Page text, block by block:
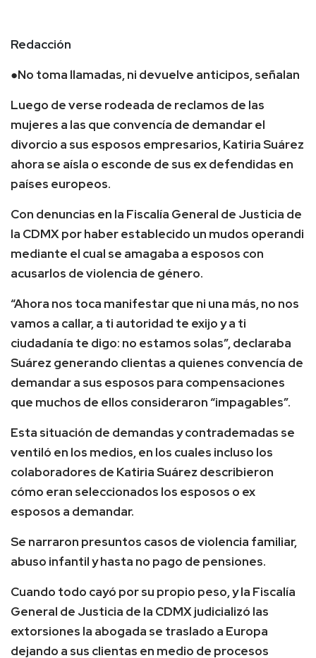
Redacción
●No toma llamadas, ni devuelve anticipos, señalan
Luego de verse rodeada de reclamos de las
mujeres a las que convencía de demandar el
divorcio a sus esposos empresarios, Katiria Suárez
ahora se aísla o esconde de sus ex defendidas en
países europeos.
Con denuncias en la Fiscalía General de Justicia de
la CDMX por haber establecido un mudos operandi
mediante el cual se amagaba a esposos con
acusarlos de violencia de género.
“Ahora nos toca manifestar que ni una más, no nos
vamos a callar, a ti autoridad te exijo y a ti
ciudadanía te digo: no estamos solas”, declaraba
Suárez generando clientas a quienes convencía de
demandar a sus esposos para compensaciones
que muchos de ellos consideraron “impagables”.
Esta situación de demandas y contrademadas se
ventiló en los medios, en los cuales incluso los
colaboradores de Katiria Suárez describieron
cómo eran seleccionados los esposos o ex
esposos a demandar.
Se narraron presuntos casos de violencia familiar,
abuso infantil y hasta no pago de pensiones.
Cuando todo cayó por su propio peso, y la Fiscalía
General de Justicia de la CDMX judicializó las
extorsiones la abogada se traslado a Europa
dejando a sus clientas en medio de procesos